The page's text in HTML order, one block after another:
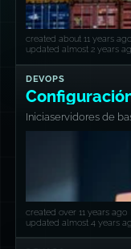
created about 11 years ago
updated almost 2 years
DEVOPS
Iniciaservidores de
created over 11 years ago
updated almost 4 years